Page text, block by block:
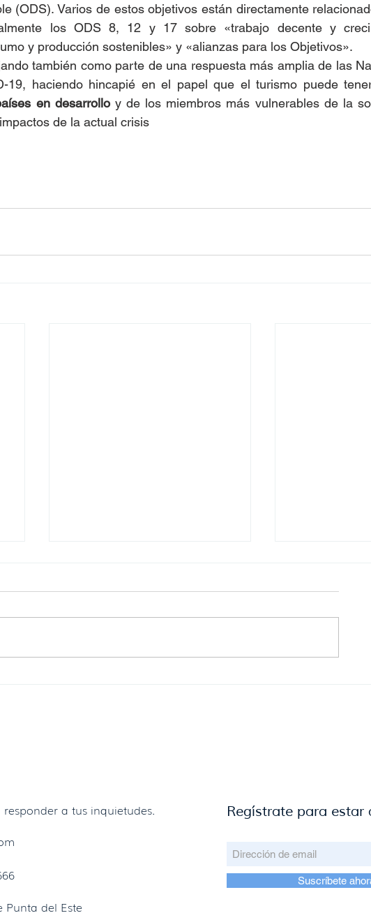
(ODS). Varios de estos objetivos están directamente
los ODS 8, 12 y 17 sobre «trabajo decente y
y producción sostenibles» y «alianzas para los Objetivos».
también como parte de una respuesta más amplia de las
en desarrollo y de los miembros más vulnerables de la
de la actual crisis
a tus inquietudes.
del Este
Regístrate para estar
Suscríbete